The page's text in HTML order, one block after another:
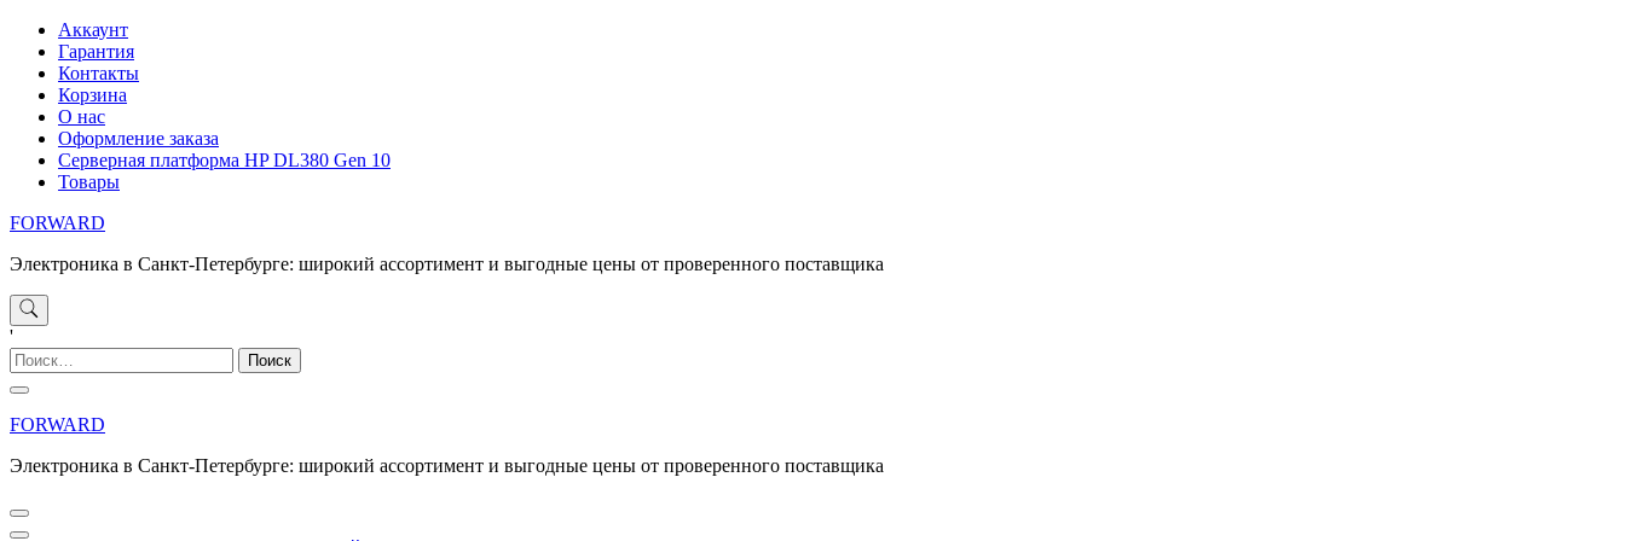
Перейти
содержимому
Аккаунт
Гарантия
Контакты
Корзина
О нас
Оформление заказа
Серверная платформа HP DL380 Gen 10
Товары
FORWARD
Электроника в Санкт-Петербурге: широкий ассортимент и выгодные цены от проверенного поставщика
'
Найти:
FORWARD
Электроника в Санкт-Петербурге: широкий ассортимент и выгодные цены от проверенного поставщика